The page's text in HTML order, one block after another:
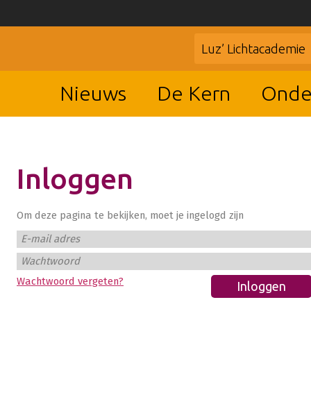
Luz’ Lichtacademie
Nieuws De Kern
Inloggen
Om deze pagina te bekijken, moet je ingelogd zijn
E-mail adres
Wachtwoord
Wachtwoord vergeten?